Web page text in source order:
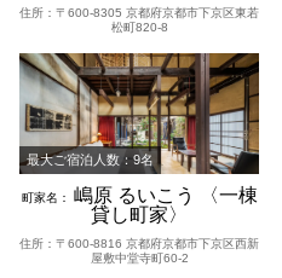
住所：〒600-8305 京都府京都市下京区東若
松町820-8
最大ご宿泊人数：9名
町家名：
嶋原 るいこう 〈一棟
貸し町家〉
住所：〒600-8816 京都府京都市下京区西新
屋敷中堂寺町60-2